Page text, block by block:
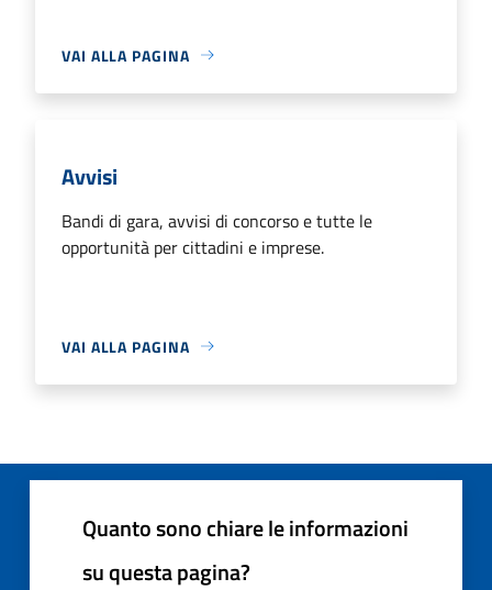
VAI ALLA PAGINA
Avvisi
Bandi di gara, avvisi di concorso e tutte le
opportunità per cittadini e imprese.
VAI ALLA PAGINA
Quanto sono chiare le informazioni
su questa pagina?